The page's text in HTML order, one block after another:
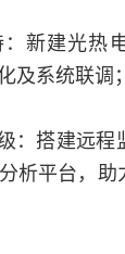
新建光热
及系统联调；
：搭建远程
析平台，助